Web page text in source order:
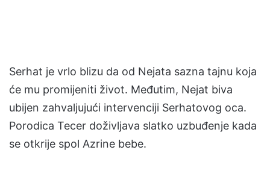
Serhat je vrlo blizu da od Nejata sazna tajnu koja
će mu promijeniti život. Međutim, Nejat biva
ubijen zahvaljujući intervenciji Serhatovog oca.
Porodica Tecer doživljava slatko uzbuđenje kada
se otkrije spol Azrine bebe.